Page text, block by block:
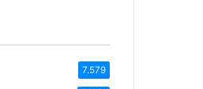
7.579